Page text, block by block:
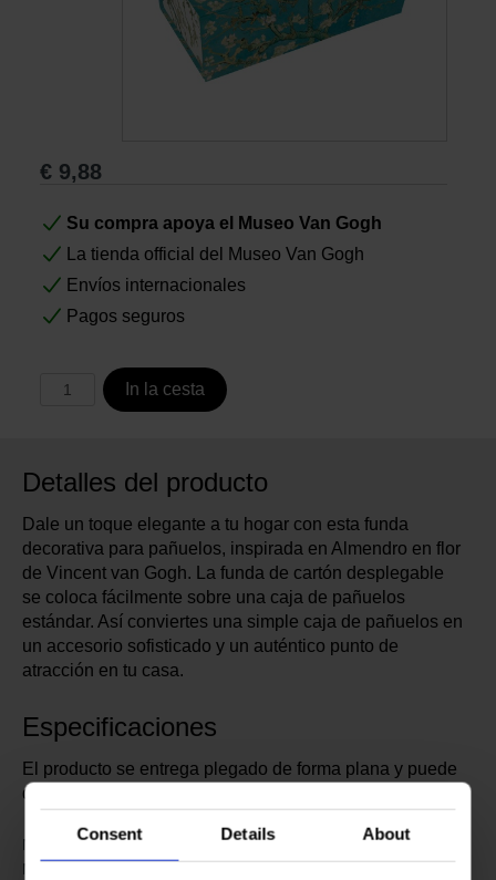
Consent Details About
Regalos
€ 9,88
Su compra apoya el Museo Van Gogh
La tienda official del Museo Van Gogh
Envíos internacionales
Pagos seguros
In la cesta
Detalles del producto
Dale un toque elegante a tu hogar con esta funda
decorativa para pañuelos, inspirada en Almendro en flor
de Vincent van Gogh. La funda de cartón desplegable
se coloca fácilmente sobre una caja de pañuelos
estándar. Así conviertes una simple caja de pañuelos en
un accesorio sofisticado y un auténtico punto de
atracción en tu casa.
Especificaciones
El producto se entrega plegado de forma plana y puede
desplegarse fácilmente para su uso.
No. de artículo: 636796
Marca: Van Gogh Museum